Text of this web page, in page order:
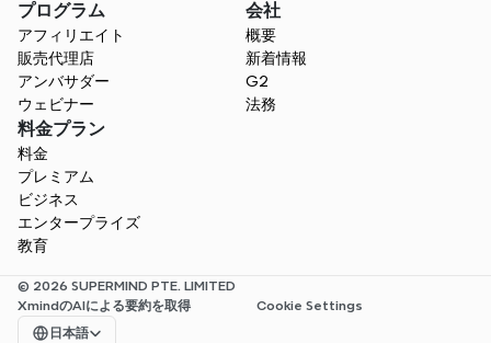
プログラム
アフィリエイト
販売代理店
アンバサダー
ウェビナー
会社
概要
新着情報
G2
法務
料金プラン
料金
プレミアム
ビジネス
エンタープライズ
教育
© 2026 SUPERMIND PTE. LIMITED
XmindのAIによる要約を取得
Cookie Settings
Select Language
日本語